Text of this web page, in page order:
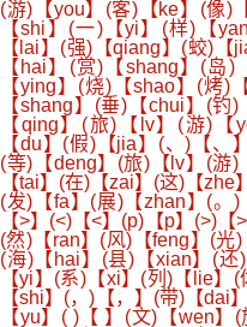
(游)【you】(客)【ke】(像)
【shi】(一)【yi】(样)【
【lai】(强)【qiang】(蛟)
【hai】(赏)【shang】(岛
【ying】(烧)【shao】(烤)
【shang】(垂)【chui】(
【qing】(旅)【lv】(游)
【du】(假)【jia】(、)【、
(等)【deng】(旅)【lv】(游
【tai】(在)【zai】(这)【zhe
(发)【fa】(展)【zhan】(。
【>】(<)【<】(p)【p】(>)
(然)【ran】(风)【feng】(光
(海)【hai】(县)【xian】(
【yi】(系)【xi】(列)【lie】
【shi】(，)【，】(带)【dai
【yu】( )【 】(文)【wen】